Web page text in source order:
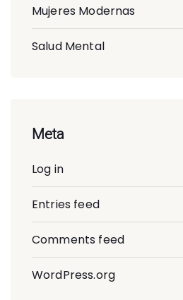
Mujeres Modernas
Salud Mental
Meta
Log in
Entries feed
Comments feed
WordPress.org